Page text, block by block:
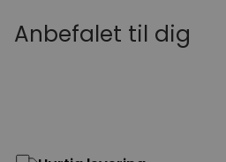
Anbefalet til dig